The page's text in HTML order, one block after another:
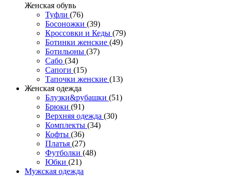
Женcкая обувь
Туфли (76)
Босоножки (39)
Кроссовки и Кеды (79)
Ботинки женские (49)
Ботильоны (37)
Сабо (34)
Сапоги (15)
Тапочки женские (13)
Женская одежда
Блузки&рубашки (51)
Брюки (91)
Верхняя одежда (30)
Комплекты (34)
Кофты (36)
Платья (27)
Футболки (48)
Юбки (21)
Мужская одежда